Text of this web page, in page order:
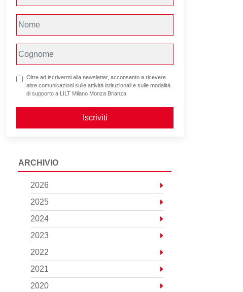
Oltre ad iscrivermi alla newsletter, acconsento a ricevere
altre comunicazioni sulle attività istituzionali e sulle modalità
di supporto a LILT Milano Monza Brianza
Iscriviti
ARCHIVIO
2026
2025
2024
2023
2022
2021
2020